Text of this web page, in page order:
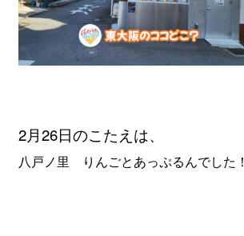
2月26日のこたえは、
八戸ノ里 りんごとあっぷるんでした！